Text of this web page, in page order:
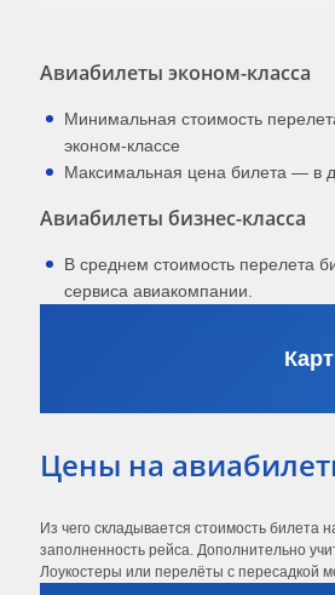
Авиабилеты эконом-класса
Минимальная стоимость
эконом-классе
Максимальная цена билета — в
Авиабилеты бизнес-класса
В среднем стоимость перелета
сервиса авиакомпании.
Цены на
Из чего складывается стоимость
заполненность рейса. Дополнительно
Лоукостеры или перелёты с пересадкой